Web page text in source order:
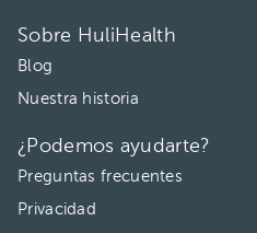
Sobre HuliHealth
Blog
Nuestra historia
¿Podemos ayudarte?
Preguntas frecuentes
Privacidad